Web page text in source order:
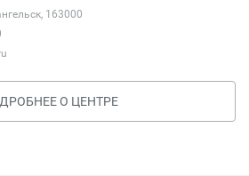
163000
О ЦЕНТРЕ